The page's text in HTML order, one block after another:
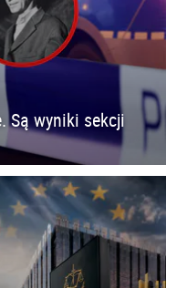
Są wyniki sekcji